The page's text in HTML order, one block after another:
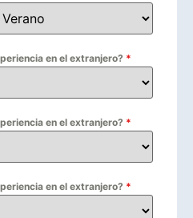
en el extranjero? *
en el extranjero? *
en el extranjero? *